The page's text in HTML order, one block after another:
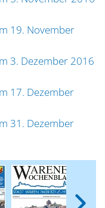
19. November
3. Dezember 2016
17. Dezember
31. Dezember